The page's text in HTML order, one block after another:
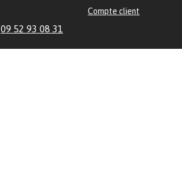
Compte client
09 52 93 08 31